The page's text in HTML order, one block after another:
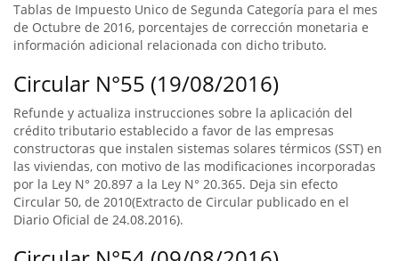
Tablas de Impuesto Unico de Segunda Categoría para el mes
de Octubre de 2016, porcentajes de corrección monetaria e
información adicional relacionada con dicho tributo.
Circular N°55 (19/08/2016)
Refunde y actualiza instrucciones sobre la aplicación del
crédito tributario establecido a favor de las empresas
constructoras que instalen sistemas solares térmicos (SST) en
las viviendas, con motivo de las modificaciones incorporadas
por la Ley N° 20.897 a la Ley N° 20.365. Deja sin efecto
Circular 50, de 2010(Extracto de Circular publicado en el
Diario Oficial de 24.08.2016).